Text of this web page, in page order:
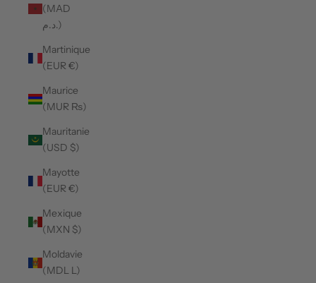
(MAD
د.م.)
Martinique
(EUR €)
Maurice
(MUR ₨)
Mauritanie
(USD $)
Mayotte
(EUR €)
Mexique
(MXN $)
Moldavie
(MDL L)